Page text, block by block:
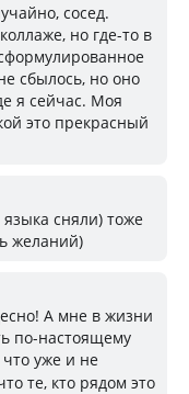
сосед.
но где-то в
сбылось, но оно
я сейчас. Моя
это прекрасный
сняли) тоже
желаний)
А мне в жизни
по-настоящему
уже и не
те, кто рядом это